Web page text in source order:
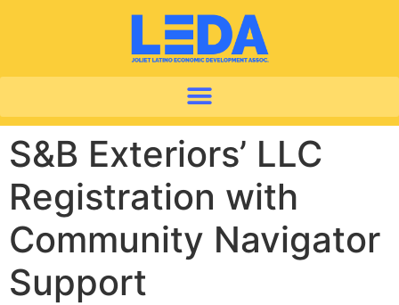
S&B Exteriors’ LLC
Registration with
Community Navigator
Support